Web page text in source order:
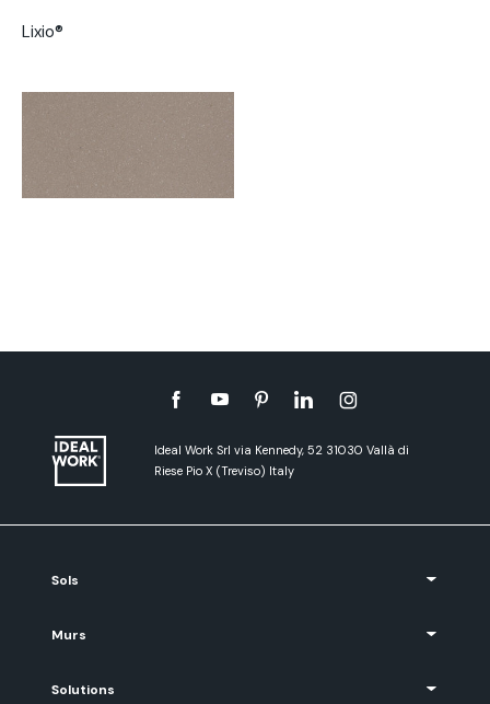
Lixio®
Ideal Work Srl via Kennedy, 52 31030 Vallà di
Riese Pio X (Treviso) Italy
Sols
Murs
Solutions